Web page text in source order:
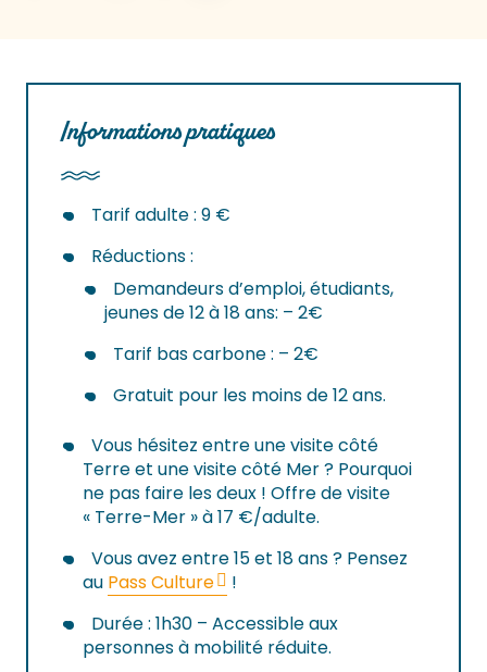
Informations pratiques
Tarif adulte : 9 €
Réductions :
Demandeurs d’emploi, étudiants,
jeunes de 12 à 18 ans: – 2€
Tarif bas carbone : – 2€
Gratuit pour les moins de 12 ans.
Vous hésitez entre une visite côté
Terre et une visite côté Mer ? Pourquoi
ne pas faire les deux ! Offre de visite
« Terre-Mer » à 17 €/adulte.
Vous avez entre 15 et 18 ans ? Pensez
au Pass Culture
!
Durée : 1h30 – Accessible aux
personnes à mobilité réduite.